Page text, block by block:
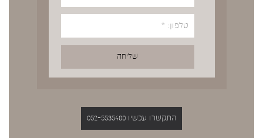
התקשרו עכשיו 052-5535400